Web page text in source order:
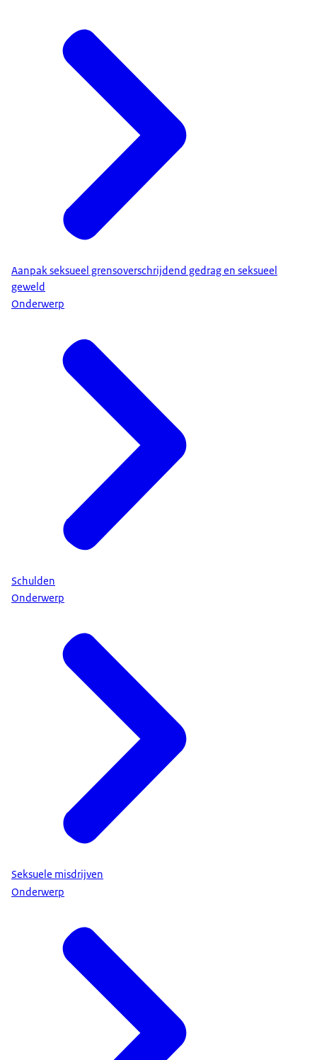
Aanpak seksueel grensoverschrijdend gedrag en seksueel
geweld
Onderwerp
Schulden
Onderwerp
Seksuele misdrijven
Onderwerp